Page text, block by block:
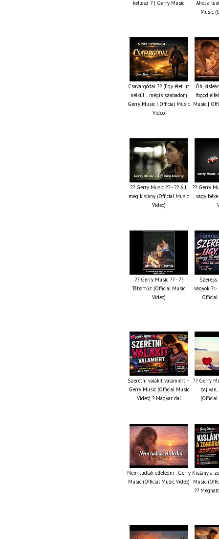
kellesz ? | Gerry Music
Ahol a
Music
Csavargódal ?? (Egy élet út
nélkül… mégis szabadon)
Gerry Music | Official Music
Video
Óh,
fogod
Music |
?? Gerry Music ?? - ?? Állj
meg kislány (Official Music
Video)
?? Gerry
vagy
?? Gerry Music ?? - ??
Tábortűz (Official Music
Video)
Szeress
vagyok
Official
Szeretni valakit valamiért –
Gerry Music (Official Music
Video) ? Magyar dal
?? Gerry
baj
(Official
Nem tudlak elfeledni - Gerry
Music (Official Music Video)
Kislány a
Music
??